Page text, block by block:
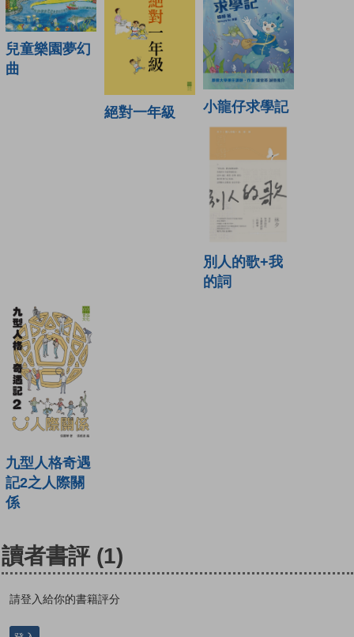
兒童樂園夢幻
曲
絕對一年級 小龍仔求學記
別人的歌+我
的詞
九型人格奇遇
記2之人際關
係
讀者書評 (1)
請登入給你的書籍評分